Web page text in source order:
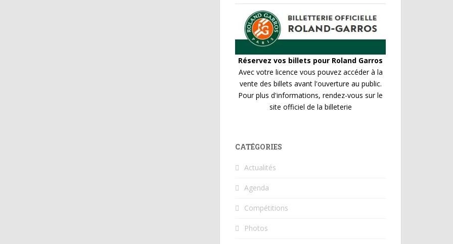
Réservez vos billets pour Roland Garros
Avec votre licence vous pouvez accéder à la
vente des billets avant l'ouverture au public.
Pour plus d'informations, rendez-vous sur le
site officiel de la billeterie
CATÉGORIES
Actualités
Agenda
Compétitions
Photos